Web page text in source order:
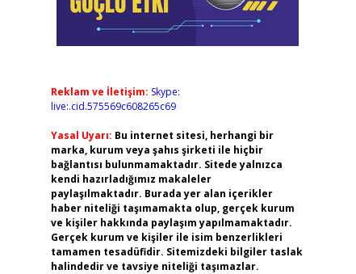
Reklam ve İletişim: Skype:
live:.cid.575569c608265c69
Yasal Uyarı: Bu internet sitesi, herhangi bir
marka, kurum veya şahıs şirketi ile hiçbir
bağlantısı bulunmamaktadır. Sitede yalnızca
kendi hazırladığımız makaleler
paylaşılmaktadır. Burada yer alan içerikler
haber niteliği taşımamakta olup, gerçek kurum
ve kişiler hakkında paylaşım yapılmamaktadır.
Gerçek kurum ve kişiler ile isim benzerlikleri
tamamen tesadüfidir. Sitemizdeki bilgiler taslak
halindedir ve tavsiye niteliği taşımazlar.